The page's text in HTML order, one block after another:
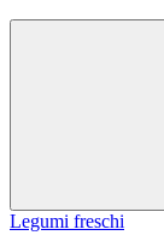
Legumi freschi